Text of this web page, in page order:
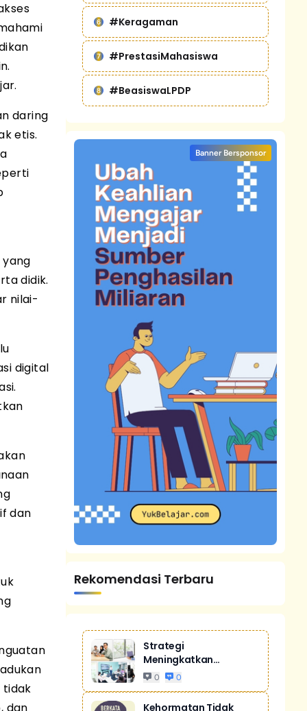
daring
etis.
didik.
nilai-
digital
dan
tidak
#Keragaman
#PrestasiMahasiswa
#BeasiswaLPDP
Banner Bersponsor
Rekomendasi Terbaru
Strategi
Meningkatkan
Penjualan Melalui
0 0
Kehormatan Tidak